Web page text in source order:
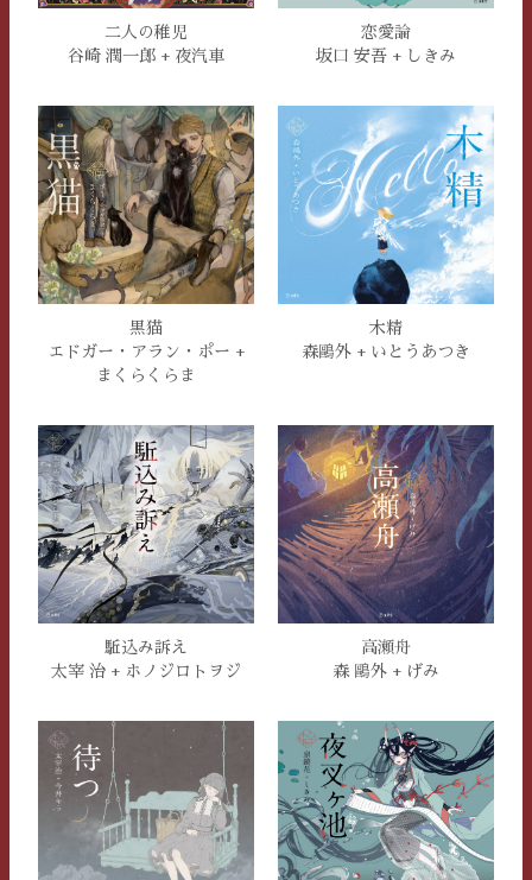
二人の稚児
谷崎 潤一郎 + 夜汽車
恋愛論
坂口 安吾 + しきみ
黒猫
エドガー・アラン・ポー +
まくらくらま
木精
森鷗外 + いとうあつき
駈込み訴え
太宰 治 + ホノジロトヲジ
高瀬舟
森 鷗外 + げみ